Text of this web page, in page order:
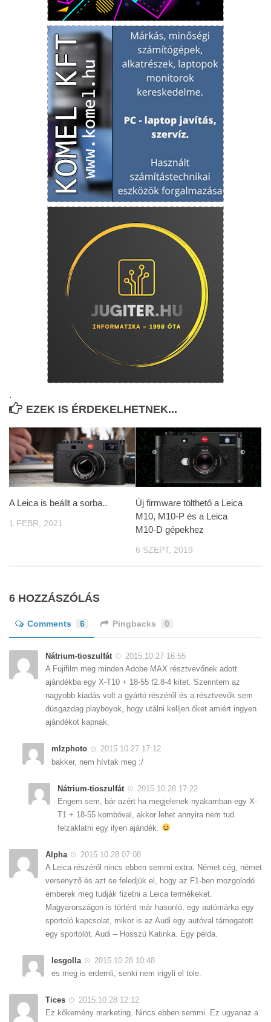
.
EZEK IS ÉRDEKELHETNEK...
A Leica is beállt a sorba..
1 FEBR, 2021
Új firmware tölthető a Leica
M10, M10-P és a Leica
M10-D gépekhez
6 SZEPT, 2019
6 HOZZÁSZÓLÁS
Comments 6 Pingbacks 0
Nátrium-tioszulfát
2015.10.27 16:55
A Fujifilm meg minden Adobe MAX résztvevőnek adott
ajándékba egy X-T10 + 18-55 f2.8-4 kitet. Szerintem az
nagyobb kiadás volt a gyártó részéről és a résztvevők sem
dúsgazdag playboyok, hogy utálni kelljen őket amiért ingyen
ajándékot kapnak.
mlzphoto
2015.10.27 17:12
bakker, nem hívtak meg :/
Nátrium-tioszulfát
2015.10.28 17:22
Engem sem, bár azért ha megjelenek nyakamban egy X-
T1 + 18-55 kombóval, akkor lehet annyira nem tud
felzaklatni egy ilyen ajándék.
Alpha
2015.10.28 07:08
A Leica részéről nincs ebben semmi extra. Német cég, német
versenyző és azt se feledjük el, hogy az F1-ben mozgolodó
emberek meg tudják fizetni a Leica termékeket.
Magyarországon is történt már hasonló, egy autómárka egy
sportoló kapcsolat, mikor is az Audi egy autóval támogatott
egy sportolót. Audi – Hosszú Katinka. Egy példa.
lesgolla
2015.10.28 10:48
es meg is erdemli, senki nem irigyli el tole.
Tices
2015.10.28 12:12
Ez kőkemény marketing. Nincs ebben semmi. Ez ugyanaz a